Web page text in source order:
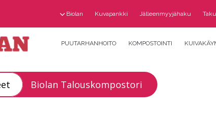
Biolan Kuvapankki Jälleenmyyjähaku
PUUTARHANHOITO KOMPOSTOINTI
Biolan Talouskompostori